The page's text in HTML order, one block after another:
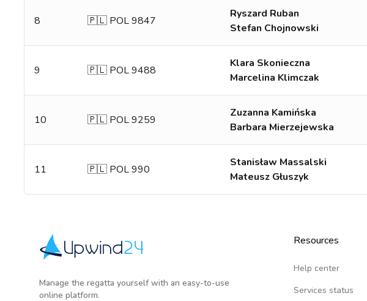
8 🇵🇱 POL 9847
Ryszard Ruban
Stefan Chojnowski
9 🇵🇱 POL 9488
Klara Skonieczna
Marcelina Klimczak
10 🇵🇱 POL 9259
Zuzanna Kamińska
Barbara Mierzejewska
11 🇵🇱 POL 990
Stanisław Massalski
Mateusz Głuszyk
Manage the regatta yourself with an easy-to-use
online platform.
Resources
Help center
Services status